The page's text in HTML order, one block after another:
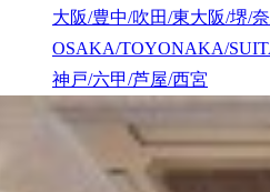
大阪/豊中/吹田/東大阪/堺/
OSAKA/TOYONAKA/
神戸/六甲/芦屋/西宮
KOBE/ROKKO/ASHIYA/
広島/広島駅/宇品
HIROSHIMA/